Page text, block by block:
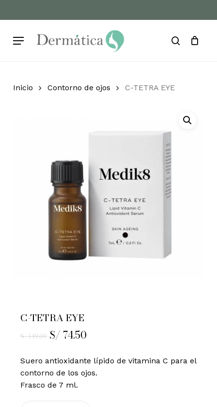
to
content
Menu search
Cart Close
Inicio Contorno de ojos C-TETRA EYE
C-TETRA EYE
S/149.00 El
original
era:
S/ 149.00.
S/ 74.50El
actual
es:
Suero antioxidante lípido de vitamina C para el
contorno de los ojos.
Frasco de 7 ml.